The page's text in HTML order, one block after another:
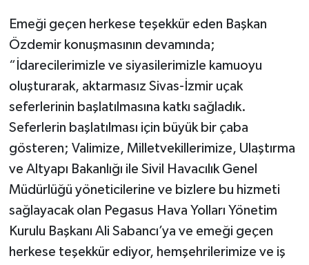
Emeği geçen herkese teşekkür eden Başkan
Özdemir konuşmasının devamında;
“İdarecilerimizle ve siyasilerimizle kamuoyu
oluşturarak, aktarmasız Sivas-İzmir uçak
seferlerinin başlatılmasına katkı sağladık.
Seferlerin başlatılması için büyük bir çaba
gösteren; Valimize, Milletvekillerimize, Ulaştırma
ve Altyapı Bakanlığı ile Sivil Havacılık Genel
Müdürlüğü yöneticilerine ve bizlere bu hizmeti
sağlayacak olan Pegasus Hava Yolları Yönetim
Kurulu Başkanı Ali Sabancı’ya ve emeği geçen
herkese teşekkür ediyor, hemşehrilerimize ve iş